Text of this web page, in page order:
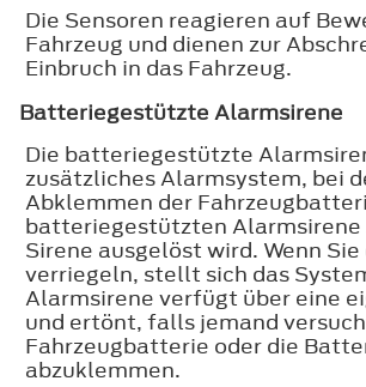
Die Sensoren reagieren auf
Fahrzeug und dienen zur
Einbruch in das Fahrzeug.
Batteriegestützte Alarmsirene
Die batteriegestützte
zusätzliches Alarmsystem, bei
Abklemmen der
batteriegestützten Alarmsirene
Sirene ausgelöst wird. Wenn Sie
verriegeln, stellt sich das
Alarmsirene verfügt über eine
und ertönt, falls jemand
Fahrzeugbatterie oder die
abzuklemmen.